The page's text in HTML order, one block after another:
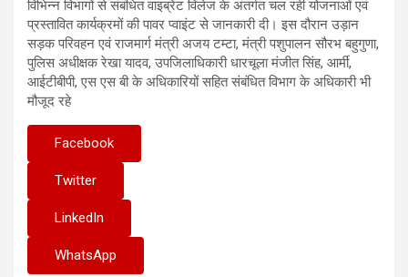
विभिन्न विभागों से संबंधित वाइब्रेंट विलेज के अंतर्गत चल रही योजनाओं एवं
प्रस्तावित कार्यक्रमों की पावर प्वाइंट से जानकारी दी। इस दौरान उड़ान
सड़क परिवहन एवं राजमार्ग मंत्री अजय टम्टा, मंत्री पशुपालन सौरभ बहुगुणा,
पुलिस अधीक्षक रेखा यादव, उपजिलाधिकारी धारचूला मंजीत सिंह, आर्मी,
आईटीबीपी, एस एस बी के अधिकारियों सहित संबंधित विभाग के अधिकारी भी
मौजूद रहे
Facebook
Twitter
LinkedIn
WhatsApp